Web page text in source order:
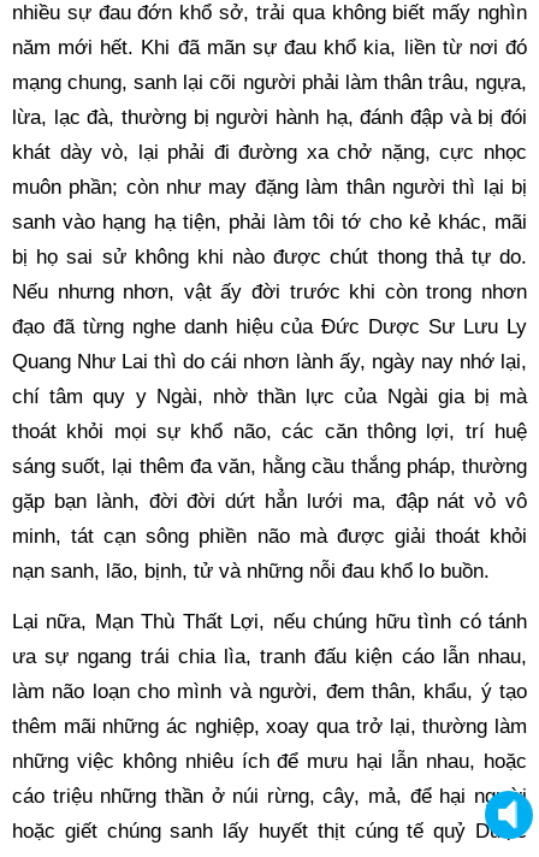
nhiều sự đau đớn khổ sở, trải qua không biết mấy nghìn
năm mới hết. Khi đã mãn sự đau khổ kia, liền từ nơi đó
mạng chung, sanh lại cõi người phải làm thân trâu, ngựa,
lừa, lạc đà, thường bị người hành hạ, đánh đập và bị đói
khát dày vò, lại phải đi đường xa chở nặng, cực nhọc
muôn phần; còn như may đặng làm thân người thì lại bị
sanh vào hạng hạ tiện, phải làm tôi tớ cho kẻ khác, mãi
bị họ sai sử không khi nào được chút thong thả tự do.
Nếu nhưng nhơn, vật ấy đời trước khi còn trong nhơn
đạo đã từng nghe danh hiệu của Đức Dược Sư Lưu Ly
Quang Như Lai thì do cái nhơn lành ấy, ngày nay nhớ lại,
chí tâm quy y Ngài, nhờ thần lực của Ngài gia bị mà
thoát khỏi mọi sự khổ não, các căn thông lợi, trí huệ
sáng suốt, lại thêm đa văn, hằng cầu thắng pháp, thường
gặp bạn lành, đời đời dứt hẳn lưới ma, đập nát vỏ vô
minh, tát cạn sông phiền não mà được giải thoát khỏi
nạn sanh, lão, bịnh, tử và những nỗi đau khổ lo buồn.
Lại nữa, Mạn Thù Thất Lợi, nếu chúng hữu tình có tánh
ưa sự ngang trái chia lìa, tranh đấu kiện cáo lẫn nhau,
làm não loạn cho mình và người, đem thân, khẩu, ý tạo
thêm mãi những ác nghiệp, xoay qua trở lại, thường làm
những việc không nhiêu ích để mưu hại lẫn nhau, hoặc
cáo triệu những thần ở núi rừng, cây, mả, để hại người
hoặc giết chúng sanh lấy huyết thịt cúng tế quỷ Dược